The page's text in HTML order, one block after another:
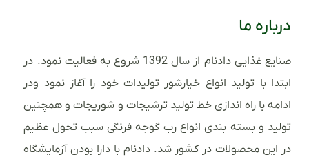
درباره ما
صنایع غذایی دادنام از سال 1392 شروع به فعالیت نمود. در
ابتدا با تولید انواع خیارشور تولیدات خود را آغاز نمود ودر
ادامه با راه اندازی خط تولید ترشیجات و شوریجات و همچنین
تولید و بسته بندی انواع رب گوجه فرنگی سبب تحول عظیم
در این محصولات در کشور شد. دادنام با دارا بودن آزمایشگاه